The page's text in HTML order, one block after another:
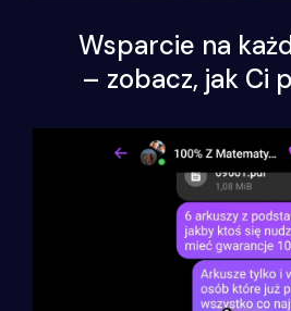
Wsparcie na
– zobacz, jak Ci